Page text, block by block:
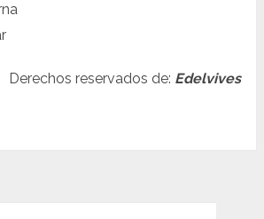
Derechos reservados de: Edelvives